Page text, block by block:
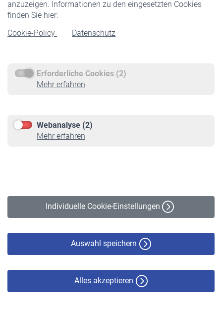
anzuzeigen. Informationen zu den eingesetzten Cookies
finden Sie hier:
Cookie-Policy
Datenschutz
Erforderliche Cookies (2)
Mehr erfahren
Webanalyse (2)
Mehr erfahren
Individuelle Cookie-Einstellungen
Auswahl speichern
Alles akzeptieren
Rentner
Rentenbeginn
Rente beantragen
Service
Informationen
Online-Rechner
VBLnewsletter
Erklärung zur Barrierefreiheit
© VBL 2026